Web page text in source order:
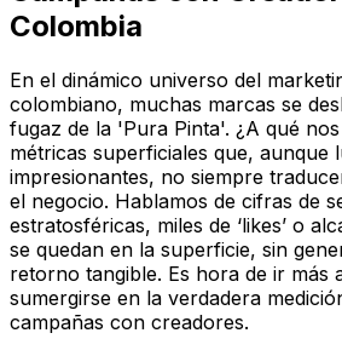
Colombia
En el dinámico universo del
colombiano, muchas marcas se
fugaz de la 'Pura Pinta'. ¿A qué
métricas superficiales que, aunque
impresionantes, no siempre
el negocio. Hablamos de cifras de
estratosféricas, miles de ‘likes’ o
se quedan en la superficie, sin
retorno tangible. Es hora de ir más
sumergirse en la verdadera
campañas con creadores.